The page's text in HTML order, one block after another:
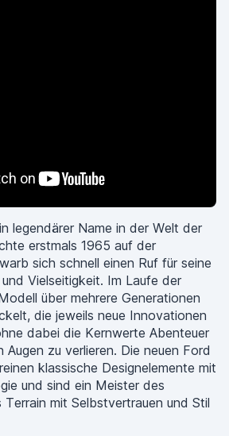
legendärer Name in der Welt der
erstmals 1965 auf der
sich schnell einen Ruf für seine
Vielseitigkeit. Im Laufe der
über mehrere Generationen
die jeweils neue Innovationen
dabei die Kernwerte Abenteuer
Augen zu verlieren. Die neuen Ford
klassische Designelemente mit
und sind ein Meister des
Terrain mit Selbstvertrauen und Stil